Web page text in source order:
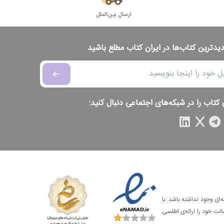
ارسال بین‌الملل
کتاب‌ها در ایران کتاب مطلع باشید
کتاب را در شبکه‌های اجتماعی دنبال کنید:
وجود نداشته باشد. با
خود را ارائه‌ی اطلسی